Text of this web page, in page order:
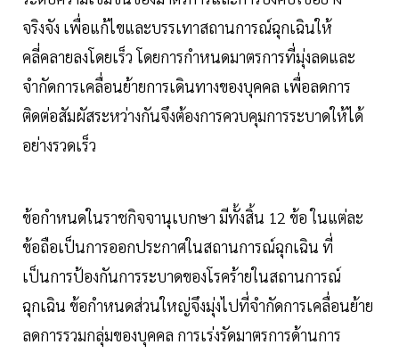
จริงจัง เพื่อแก้ไขและบรรเทาสถานการณ์ฉุกเฉินให้
คลี่คลายลงโดยเร็ว โดยการกำหนดมาตรการที่มุ่งลดและ
จำกัดการเคลื่อนย้ายการเดินทางของบุคคล เพื่อลดการ
ติดต่อสัมผัสระหว่างกันจึงต้องการควบคุมการระบาดให้ได้
อย่างรวดเร็ว
ข้อกำหนดในราชกิจจานุเบกษา มีทั้งสิ้น 12 ข้อ ในแต่ละ
ข้อถือเป็นการออกประกาศในสถานการณ์ฉุกเฉิน ที่
เป็นการป้องกันการระบาดของโรคร้ายในสถานการณ์
ฉุกเฉิน ข้อกำหนดส่วนใหญ่จึงมุ่งไปที่จำกัดการเคลื่อนย้าย
ลดการรวมกลุ่มของบุคคล การเร่งรัดมาตรการด้านการ